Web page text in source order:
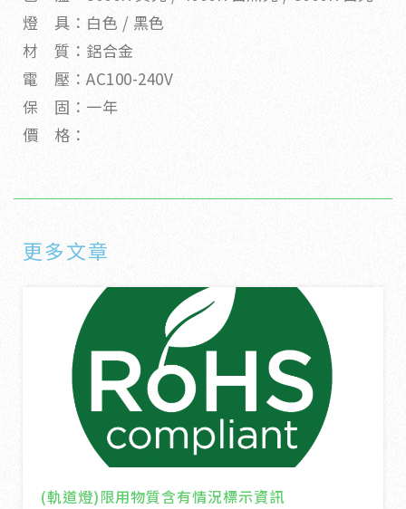
燈 具：白色 / 黑色
材 質：鋁合金
電 壓：AC100-240V
保 固：一年
價 格：
更多文章
(軌道燈)限用物質含有情況標示資訊